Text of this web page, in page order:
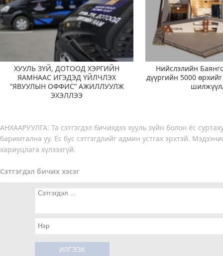
ХУУЛЬ ЗҮЙ, ДОТООД ХЭРГИЙН
ЯАМНААС ИГЭДЭД ҮЙЛЧЛЭХ
“ЯВУУЛЫН ОФФИС” АЖИЛЛУУЛЖ
ЭХЭЛЛЭЭ
Нийслэлийн
дүүргийн 5000
АНХААРУУЛГА: Та сэтгэгдэл бичихдээ хууль зүйн болон ёс
баримтална уу. Ёс бус сэтгэгдлийг админ устгах эрхтэй.
хариуцлага хүлээхгүй.
Сэтгэгдэл бичих хэсэг